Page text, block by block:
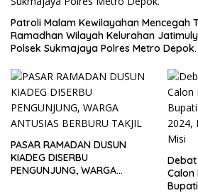
Patroli Malam Kewilayahan Mencegah
Ramadhan Wilayah Kelurahan
Polsek Sukmajaya Polres Metro Depok.
PASAR RAMADAN DUSUN
KIADEG DISERBU
PENGUNJUNG, WARGA
Calon